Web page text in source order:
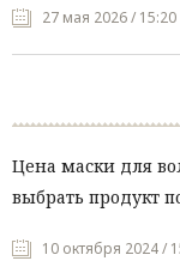
27 мая 2026 / 15:20
Цена маски для
выбрать продукт
10 октября 2024 /